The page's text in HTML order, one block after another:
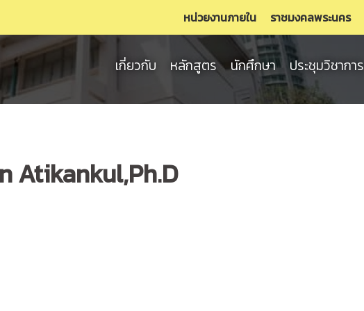
หน่วยงานภายใน ราชมงคลพระนคร
เกี่ยวกับ หลักสูตร นักศึกษา ประชุมวิชาการ
Atikankul,Ph.D